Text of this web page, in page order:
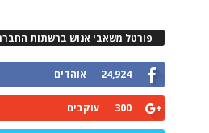
פורטל משאבי אנוש ברשתות
24,924 אוהדים
300 עוקבים